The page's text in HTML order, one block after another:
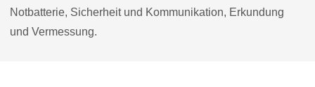
Notbatterie, Sicherheit und Kommunikation, Erkundung
und Vermessung.